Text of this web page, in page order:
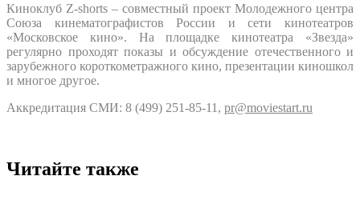
Киноклуб Z-shorts – совместный проект Молодежного центра
Союза кинематографистов России и сети кинотеатров
«Московское кино». На площадке кинотеатра «Звезда»
регулярно проходят показы и обсуждение отечественного и
зарубежного короткометражного кино, презентации киношкол
и многое другое.
Аккредитация СМИ: 8 (499) 251-85-11, pr@moviestart.ru
Читайте также